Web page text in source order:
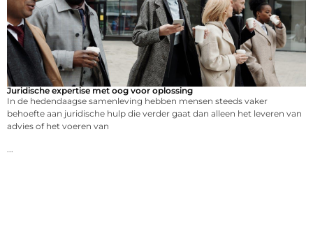
Juridische expertise met oog voor oplossing
In de hedendaagse samenleving hebben mensen steeds vaker
behoefte aan juridische hulp die verder gaat dan alleen het leveren van
advies of het voeren van